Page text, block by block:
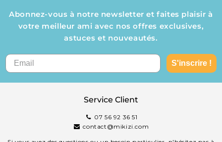
Abonnez-vous à notre newsletter et faites plaisir à
votre meilleur ami avec nos offres exclusives,
astuces et nouveautés.
S'inscrire !
Service Client
07 56 92 36 51
contact@mikizi.com